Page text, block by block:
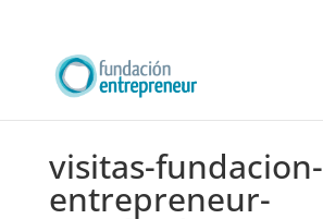
visitas-fundacion-
entrepreneur-